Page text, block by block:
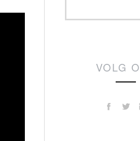
VOLG